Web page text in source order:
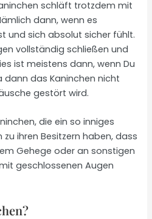
schläft trotzdem mit
dann, wenn es
und sich absolut sicher fühlt.
vollständig schließen und
ist meistens dann, wenn Du
dann das Kaninchen nicht
gestört wird.
die ein so inniges
ihren Besitzern haben, dass
Gehege oder an sonstigen
geschlossenen Augen